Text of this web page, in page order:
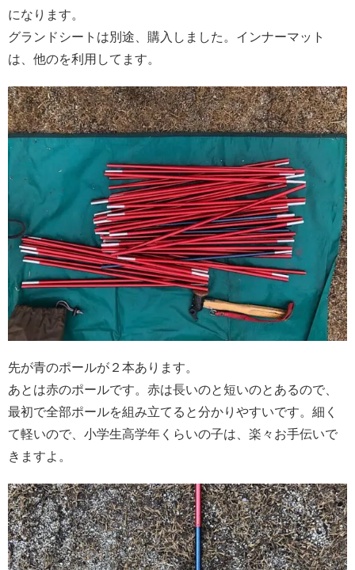
になります。
グランドシートは別途、購入しました。インナーマット
は、他のを利用してます。
先が青のポールが２本あります。
あとは赤のポールです。赤は長いのと短いのとあるので、
最初で全部ポールを組み立てると分かりやすいです。細く
て軽いので、小学生高学年くらいの子は、楽々お手伝いで
きますよ。